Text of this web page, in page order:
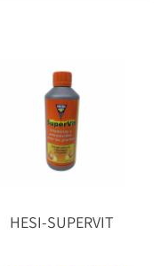
HESI-SUPERVIT